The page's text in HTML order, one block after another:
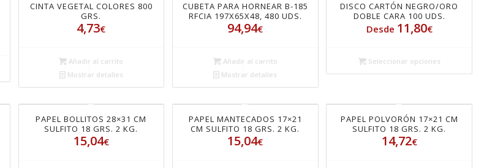
CINTA VEGETAL COLORES 800
GRS.
4,73€
Añadir al carrito
Mostrar detalles
CUBETA PARA HORNEAR B-185
RFCIA 197X65X48, 480 UDS.
94,94€
Añadir al carrito
Mostrar detalles
DISCO CARTÓN NEGRO/ORO
DOBLE CARA 100 UDS.
Desde 11,80€
Seleccionar opciones
PAPEL BOLLITOS 28×31 CM
SULFITO 18 GRS. 2 KG.
15,04€
PAPEL MANTECADOS 17×21
CM SULFITO 18 GRS. 2 KG.
15,04€
PAPEL POLVORÓN 17×21 CM
SULFITO 18 GRS. 2 KG.
14,72€